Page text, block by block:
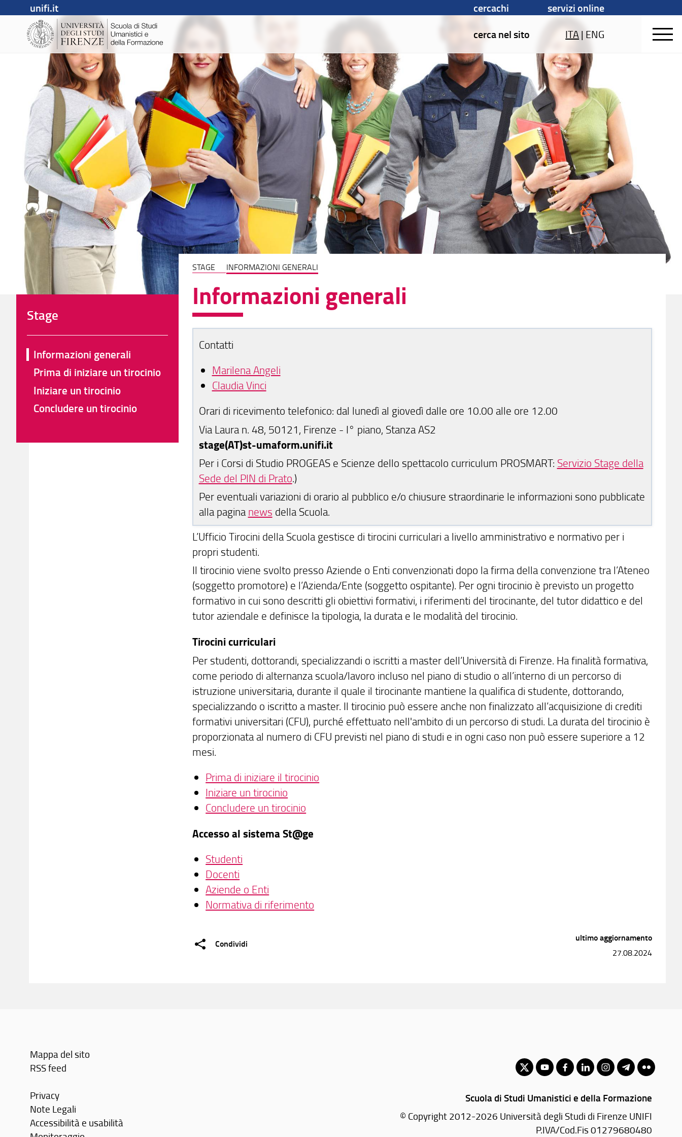
unifi.it cercachi
servizi online
cerca nel sito
ITA| ENG
STAGE INFORMAZIONI GENERALI
Informazioni generali
Contatti
Marilena Angeli
Claudia Vinci
Orari di ricevimento telefonico: dal lunedì al giovedì dalle ore 10.00 alle ore 12.00
Via Laura n. 48, 50121, Firenze - I° piano, Stanza AS2
stage(AT)st-umaform.unifi.it
Per i Corsi di Studio PROGEAS e Scienze dello spettacolo curriculum PROSMART: Servizio Stage della
Sede del PIN di Prato.)
Per eventuali variazioni di orario al pubblico e/o chiusure straordinarie le informazioni sono pubblicate
alla paginanews della Scuola.
L’Ufficio Tirocini della Scuola gestisce di tirocini curriculari a livello amministrativo e normativo per i
propri studenti.
Il tirocinio viene svolto presso Aziende o Enti convenzionati dopo la firma della convenzione tra l’Ateneo
(soggetto promotore) e l’Azienda/Ente (soggetto ospitante). Per ogni tirocinio è previsto un progetto
formativo in cui sono descritti gli obiettivi formativi, i riferimenti del tirocinante, del tutor didattico e del
tutor aziendale e definisce la tipologia, la durata e le modalità del tirocinio.
Tirocini curriculari
Per studenti, dottorandi, specializzandi o iscritti a master dell’Università di Firenze. Ha finalità formativa,
come periodo di alternanza scuola/lavoro incluso nel piano di studio o all’interno di un percorso di
istruzione universitaria, durante il quale il tirocinante mantiene la qualifica di studente, dottorando,
specializzando o iscritto a master. Il tirocinio può essere anche non finalizzato all’acquisizione di crediti
formativi universitari (CFU), purché effettuato nell'ambito di un percorso di studi. La durata del tirocinio è
proporzionata al numero di CFU previsti nel piano di studi e in ogni caso non può essere superiore a 12
mesi.
Prima di iniziare il tirocinio
Iniziare un tirocinio
Concludere un tirocinio
Accesso al sistema St@ge
Studenti
Docenti
Aziende o Enti
Normativa di riferimento
Condividi
Stage
Informazioni generali
Prima di iniziare un tirocinio
Iniziare un tirocinio
Concludere un tirocinio
ultimo aggiornamento
27.08.2024
Mappa del sito
RSS feed
Privacy
Note Legali
Accessibilità e usabilità
Scuola di Studi Umanistici e della Formazione
© Copyright 2012-2026 Università degli Studi di Firenze UNIFI
P.IVA/Cod.Fis 01279680480